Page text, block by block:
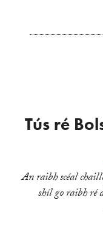
Tús ré
An raibh scéal
shíl go raibh ré